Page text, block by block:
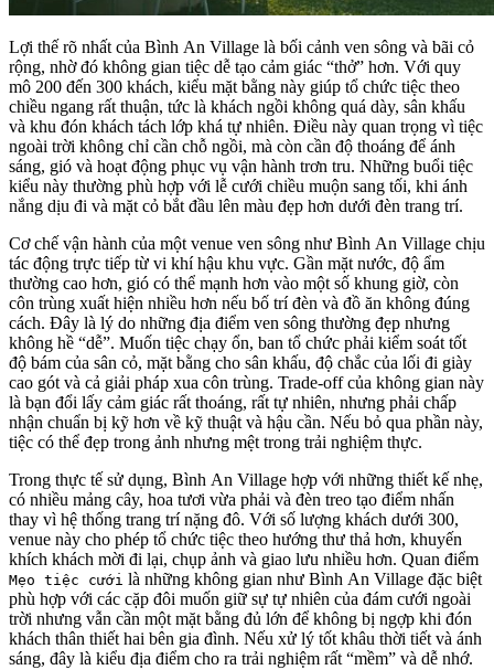
Lợi thế rõ nhất của Bình An Village là bối cảnh ven sông và bãi cỏ
rộng, nhờ đó không gian tiệc dễ tạo cảm giác “thở” hơn. Với quy
mô 200 đến 300 khách, kiểu mặt bằng này giúp tổ chức tiệc theo
chiều ngang rất thuận, tức là khách ngồi không quá dày, sân khấu
và khu đón khách tách lớp khá tự nhiên. Điều này quan trọng vì tiệc
ngoài trời không chỉ cần chỗ ngồi, mà còn cần độ thoáng để ánh
sáng, gió và hoạt động phục vụ vận hành trơn tru. Những buổi tiệc
kiểu này thường phù hợp với lễ cưới chiều muộn sang tối, khi ánh
nắng dịu đi và mặt cỏ bắt đầu lên màu đẹp hơn dưới đèn trang trí.
Cơ chế vận hành của một venue ven sông như Bình An Village chịu
tác động trực tiếp từ vi khí hậu khu vực. Gần mặt nước, độ ẩm
thường cao hơn, gió có thể mạnh hơn vào một số khung giờ, còn
côn trùng xuất hiện nhiều hơn nếu bố trí đèn và đồ ăn không đúng
cách. Đây là lý do những địa điểm ven sông thường đẹp nhưng
không hề “dễ”. Muốn tiệc chạy ổn, ban tổ chức phải kiểm soát tốt
độ bám của sân cỏ, mặt bằng cho sân khấu, độ chắc của lối đi giày
cao gót và cả giải pháp xua côn trùng. Trade-off của không gian này
là bạn đổi lấy cảm giác rất thoáng, rất tự nhiên, nhưng phải chấp
nhận chuẩn bị kỹ hơn về kỹ thuật và hậu cần. Nếu bỏ qua phần này,
tiệc có thể đẹp trong ảnh nhưng mệt trong trải nghiệm thực.
Trong thực tế sử dụng, Bình An Village hợp với những thiết kế nhẹ,
có nhiều mảng cây, hoa tươi vừa phải và đèn treo tạo điểm nhấn
thay vì hệ thống trang trí nặng đô. Với số lượng khách dưới 300,
venue này cho phép tổ chức tiệc theo hướng thư thả hơn, khuyến
khích khách mời đi lại, chụp ảnh và giao lưu nhiều hơn. Quan điểm
Mẹo tiệc cưới là những không gian như Bình An Village đặc biệt
phù hợp với các cặp đôi muốn giữ sự tự nhiên của đám cưới ngoài
trời nhưng vẫn cần một mặt bằng đủ lớn để không bị ngợp khi đón
khách thân thiết hai bên gia đình. Nếu xử lý tốt khâu thời tiết và ánh
sáng, đây là kiểu địa điểm cho ra trải nghiệm rất “mềm” và dễ nhớ.